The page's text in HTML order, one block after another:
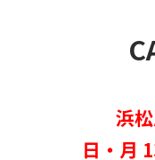
浜
日・月